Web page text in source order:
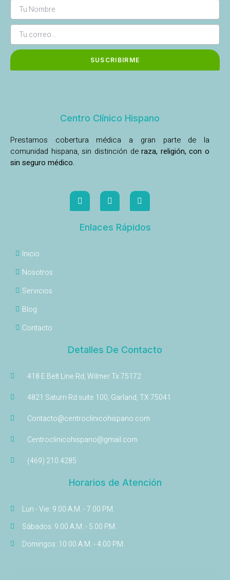
SUSCRIBIRME
Centro Clínico Hispano
Prestamos cobertura médica a gran parte de la
comunidad hispana, sin distinción deraza, religión, con o
sin seguro médico.
Enlaces Rápidos
Inicio
Nosotros
Servicios
Blog
Contacto
Detalles De Contacto
418 E Belt Line Rd, Wilmer Tx 75172
4821 Saturn Rd suite 100, Garland, TX 75041
Contacto@centroclinicohispano.com
Centroclinicohispano@gmail.com
(469) 210 4285
Horarios de Atención
Lun - Vie: 9.00 A.M. - 7.00 P.M.
Sábados: 9.00 A.M. - 5.00 P.M.
Domingos: 10:00 A.M. - 4:00 P.M.